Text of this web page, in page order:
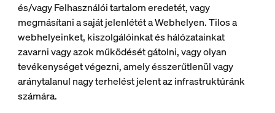
és/vagy Felhasználói tartalom eredetét, vagy
megmásítani a saját jelenlétét a Webhelyen. Tilos a
webhelyeinket, kiszolgálóinkat és hálózatainkat
zavarni vagy azok működését gátolni, vagy olyan
tevékenységet végezni, amely ésszerűtlenül vagy
aránytalanul nagy terhelést jelent az infrastruktúránk
számára.